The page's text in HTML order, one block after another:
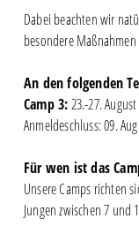
Dabei beachten wir
besondere
An den folgenden
Camp 3:23.-27.
Anmeldeschluss: 09.
Für wen ist das
Unsere Camps richten
Jungen zwischen 7 und